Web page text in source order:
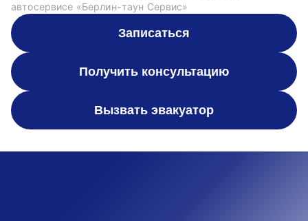
автосервисе «Берлин-таун Сервис»
Записаться
Получить консультацию
Вызвать эвакуатор